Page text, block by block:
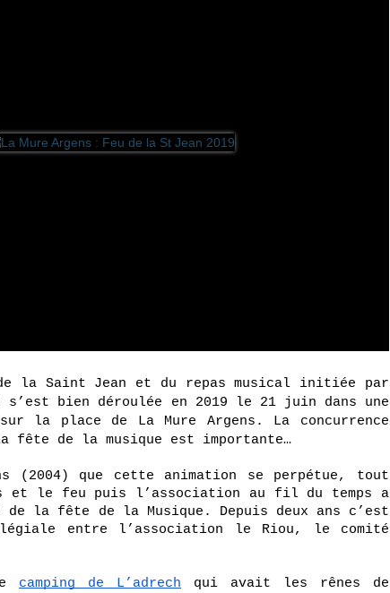
la Saint Jean et du repas musical initiée par
s’est bien déroulée en 2019 le 21 juin dans une
la place de La Mure Argens. La concurrence
fête de la musique est importante…
(2004) que cette animation se perpétue, tout
et le feu puis l’association au fil du temps a
la fête de la Musique. Depuis deux ans c’est
entre l’association le Riou, le comité
camping de L’adrech qui avait les rênes de